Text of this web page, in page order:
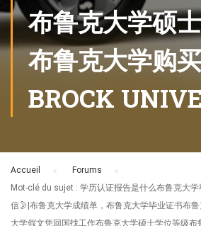
布鲁克大学硕
布鲁克大学购
BROCK
Accueil Forums
Mot-clé du sujet : 学历认证报告是什么布鲁克大
信🌛|布鲁克大学成绩单，布鲁克大学毕业证书布
大学假文凭回国找工作布鲁克大学硕士学位等级